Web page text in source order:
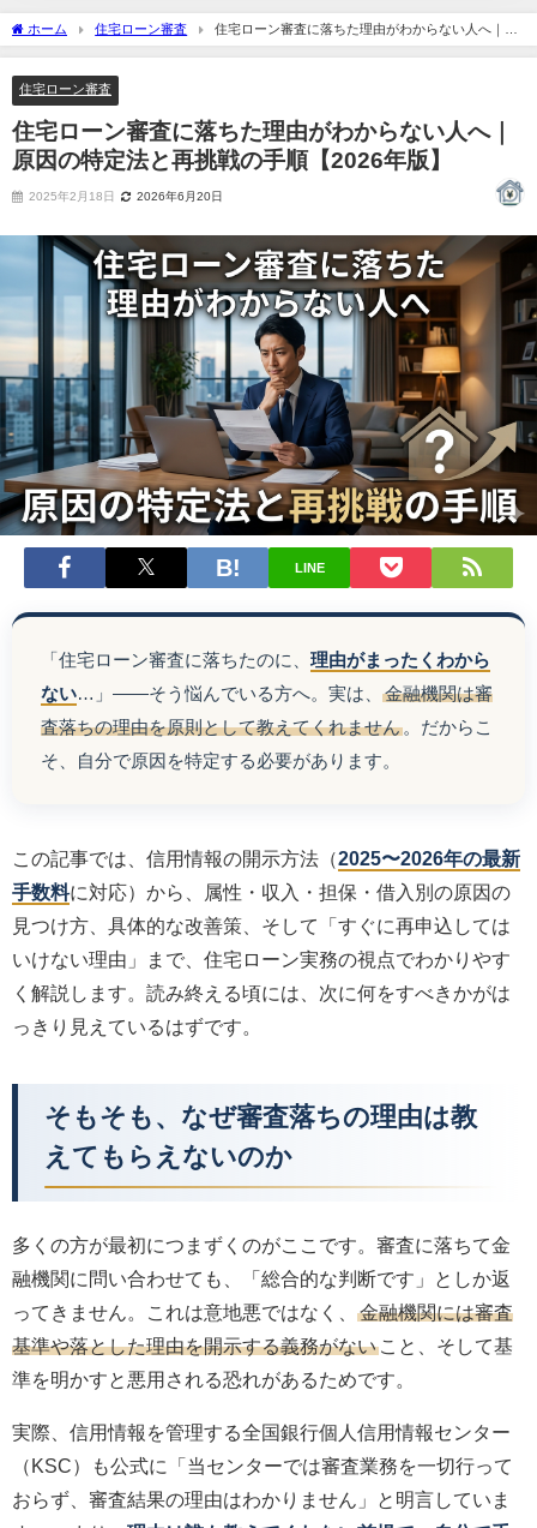
ホーム 住宅ローン審査
住宅ローン審査に落ちた理由がわからない人へ｜原
因の特定法と再挑戦の手順【2026年版】
住宅ローン審査
住宅ローン審査に落ちた理由がわからない人へ｜
原因の特定法と再挑戦の手順【2026年版】
2025年2月18日 2026年6月20日
LINE
「住宅ローン審査に落ちたのに、 理由がまったくわから
ない…」——そう悩んでいる方へ。実は、
金融機関は審
査落ちの理由を原則として教えてくれません 。だからこ
そ、自分で原因を特定する必要があります。
この記事では、信用情報の開示方法（2025〜2026年の最新
手数料に対応）から、属性・収入・担保・借入別の原因の
見つけ方、具体的な改善策、そして「すぐに再申込しては
いけない理由」まで、住宅ローン実務の視点でわかりやす
く解説します。読み終える頃には、次に何をすべきかがは
っきり見えているはずです。
そもそも、なぜ審査落ちの理由は教
えてもらえないのか
多くの方が最初につまずくのがここです。審査に落ちて金
融機関に問い合わせても、「総合的な判断です」としか返
ってきません。これは意地悪ではなく、
金融機関には審査
基準や落とした理由を開示する義務がない こと、そして基
準を明かすと悪用される恐れがあるためです。
実際、信用情報を管理する全国銀行個人信用情報センター
（KSC）も公式に「当センターでは審査業務を一切行って
おらず、審査結果の理由はわかりません」と明言していま